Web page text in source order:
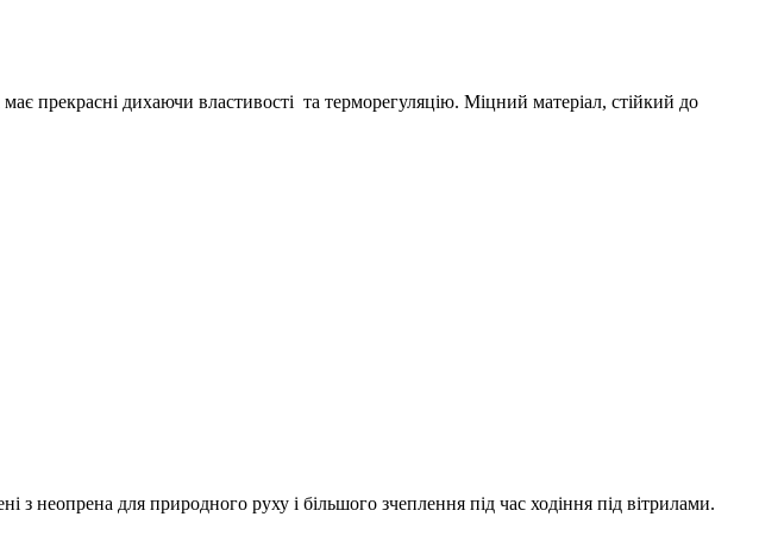
прекрасні дихаючи властивості та терморегуляцію. Міцний матеріал, стійкий до
неопрена для природного руху і більшого зчеплення під час ходіння під вітрилами.